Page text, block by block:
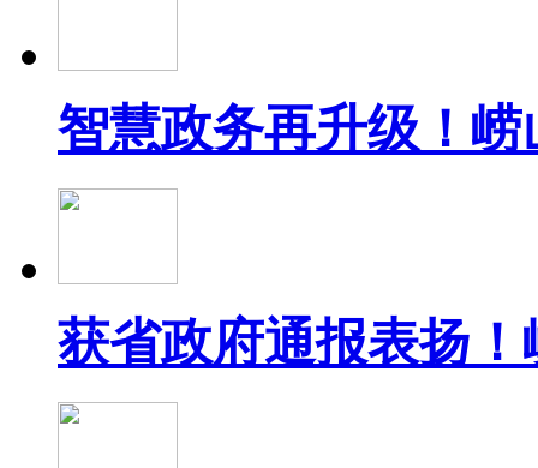
智慧政务再升级！
获省政府通报表扬